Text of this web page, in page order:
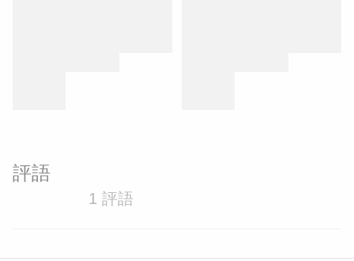
評語
1 評語